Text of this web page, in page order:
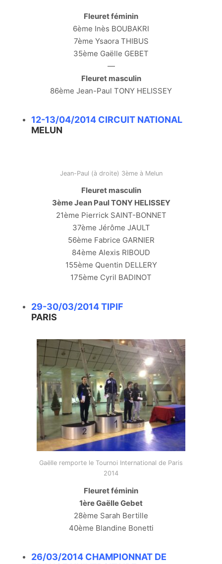
Fleuret féminin
6ème Inès BOUBAKRI
7ème Ysaora THIBUS
35ème Gaëlle GEBET
—
Fleuret masculin
86ème Jean-Paul TONY HELISSEY
12-13/04/2014 CIRCUIT NATIONAL
MELUN
Jean-Paul (à droite) 3ème à Melun
Fleuret masculin
3ème Jean Paul TONY HELISSEY
21ème Pierrick SAINT-BONNET
37ème Jérôme JAULT
56ème Fabrice GARNIER
84ème Alexis RIBOUD
155ème Quentin DELLERY
175ème Cyril BADINOT
29-30/03/2014 TIPIF
PARIS
Gaëlle remporte le Tournoi International de Paris
2014
Fleuret féminin
1ère Gaëlle Gebet
28ème Sarah Bertille
40ème Blandine Bonetti
26/03/2014 CHAMPIONNAT DE